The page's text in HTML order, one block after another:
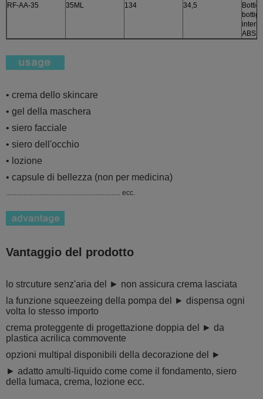
RF-AA-35
35ML 134 34,5
ABS
• crema dello skincare
• gel della maschera
• siero facciale
• siero dell'occhio
• lozione
• capsule di bellezza (non per medicina)
................................................................. ecc.
Vantaggio del prodotto
lo strcuture senz'aria del ► non assicura crema lasciata
la funzione squeezeing della pompa del ► dispensa ogni
volta lo stesso importo
crema proteggente di progettazione doppia del ► da
plastica acrilica commovente
opzioni multipal disponibili della decorazione del ►
► adatto amulti-liquido come come il fondamento, siero
della lumaca, crema, lozione ecc.